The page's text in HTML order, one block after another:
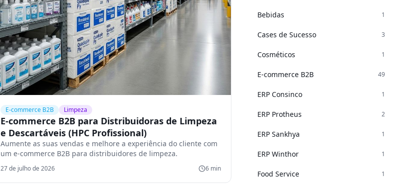
E-commerce B2B Limpeza
E-commerce B2B para Distribuidoras de Limpeza
e Descartáveis (HPC Profissional)
Aumente as suas vendas e melhore a experiência do cliente com
um e-commerce B2B para distribuidores de limpeza.
27 de julho de 2026 6 min
Bebidas 1
Cases de Sucesso 3
Cosméticos 1
E-commerce B2B 49
ERP Consinco 1
ERP Protheus 2
ERP Sankhya 1
ERP Winthor 1
Food Service 1